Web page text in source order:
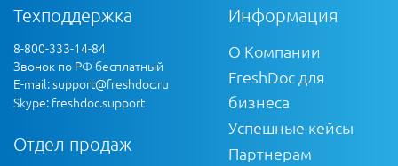
Техподдержка
8-800-333-14-84
Звонок по РФ бесплатный
E-mail:support@freshdoc.ru
Skype: freshdoc.support
Отдел продаж
Информация
О Компании
FreshDoc для
бизнеса
Успешные кейсы
Партнерам